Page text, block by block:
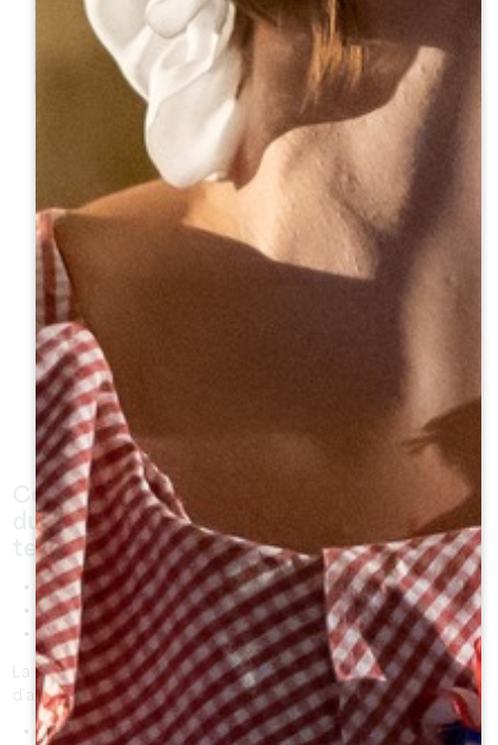
Comme nous pourrions vous l’expliquer
durant l’une denos visites guidées
, le
terroir se définit par 3 choses :
le sol
le cépage
et l’homme qui les travaille.
La richesse du terroir du Grand Saint-Émilionnais provient
d’abord de la symbiose entre plusieurs éléments naturels :
une variété géologique assez remarquable (sols